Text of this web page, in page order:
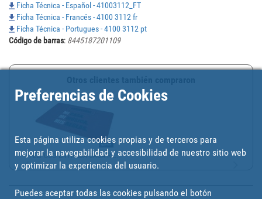
Ficha Técnica - Español - 41003112_FT
Ficha Técnica - Francés - 4100 3112 fr
Ficha Técnica - Portugues - 4100 3112 pt
Código de barras: 8445187201109
FELPUDO ENTRADA CASA RE...
Preferencias de Cookies
Esta página utiliza cookies propias y de terceros para
mejorar la navegabilidad y accesibilidad de nuestro sitio web
y optimizar la experiencia del usuario.
Puedes aceptar todas las cookies pulsando el botón